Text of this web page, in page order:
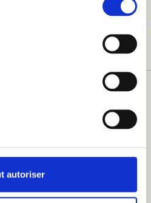
autoriser
clients votre avis sur le
uniquement dans la langue actuelle.